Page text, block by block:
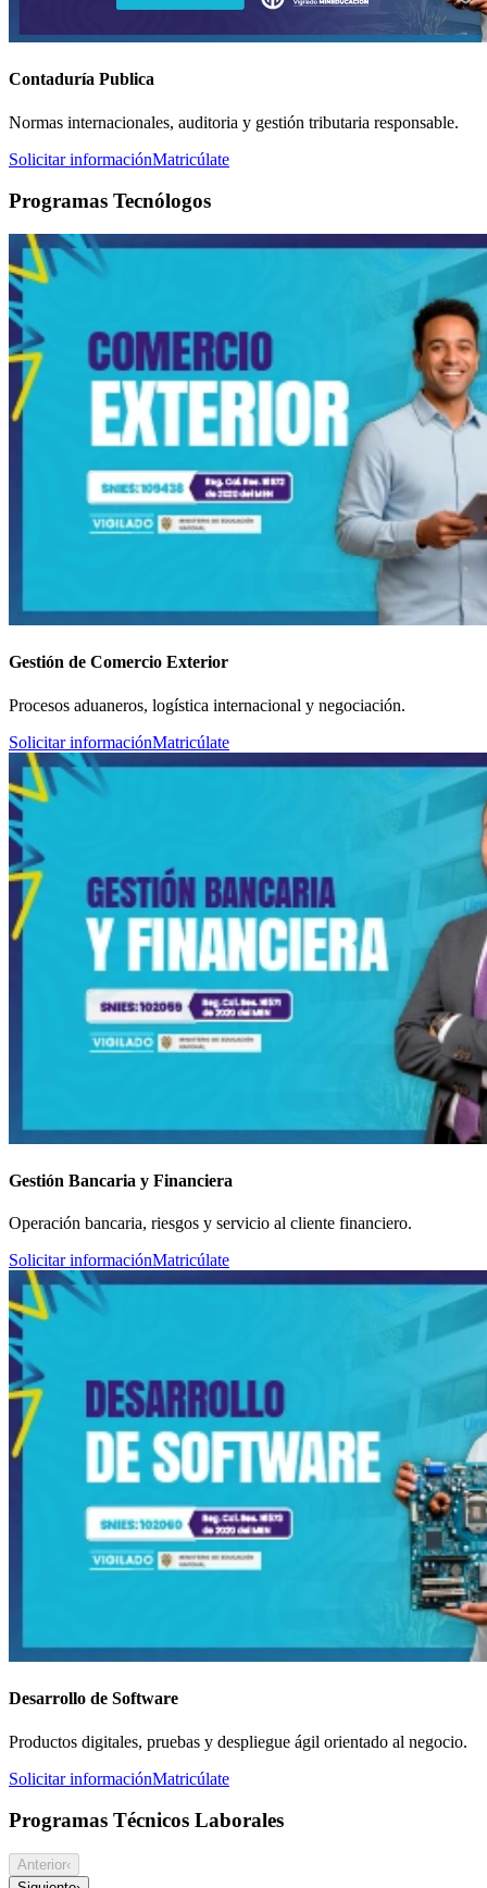
Contaduría Publica
Normas internacionales, auditoria y gestión tributaria responsable.
Solicitar informaciónMatricúlate
Programas Tecnólogos
Gestión de Comercio Exterior
Procesos aduaneros, logística internacional y negociación.
Solicitar informaciónMatricúlate
Gestión Bancaria y Financiera
Operación bancaria, riesgos y servicio al cliente financiero.
Solicitar informaciónMatricúlate
Desarrollo de Software
Productos digitales, pruebas y despliegue ágil orientado al negocio.
Solicitar informaciónMatricúlate
Programas Técnicos Laborales
Anterior‹